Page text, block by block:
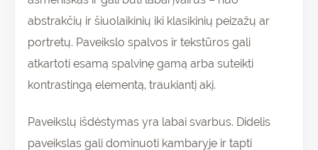
abstrakčių ir šiuolaikinių iki klasikinių peizažų ar
portretų. Paveikslo spalvos ir tekstūros gali
atkartoti esamą spalvinę gamą arba suteikti
kontrastingą elementą, traukiantį akį.
Paveikslų išdėstymas yra labai svarbus. Didelis
paveikslas gali dominuoti kambaryje ir tapti